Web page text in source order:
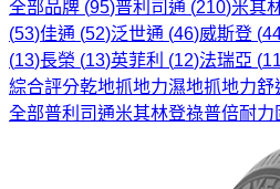
全部品牌 (95)普利司通 (210)米其
(53)佳通 (52)泛世通 (46)威斯登 (
(13)長榮 (13)英菲利 (12)法瑞亞 (11
綜合評分乾地抓地力濕地抓地力舒
全部普利司通米其林登祿普倍耐力